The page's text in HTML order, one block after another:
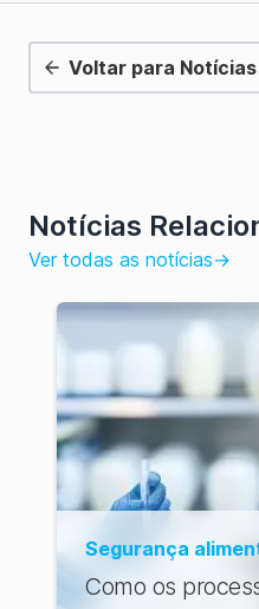
Voltar para Notícias
Notícias
Ver todas as notícias→
Segurança
Como os